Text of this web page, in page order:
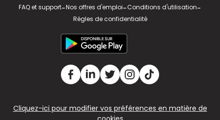
FAQ et support-Nos offres d'emploi-Conditions d'utilisation-
Règles de confidentialité
Cliquez-ici pour modifier vos préférences en matière de